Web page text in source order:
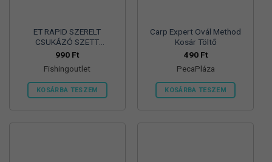
ET RAPID SZERELT
CSUKÁZÓ SZETT
1DB/CSOMAG 20-55GR-OS
990 Ft
Fishingoutlet
KOSÁRBA TESZEM
Carp Expert Ovál Method
Kosár Töltő
490 Ft
PecaPláza
KOSÁRBA TESZEM